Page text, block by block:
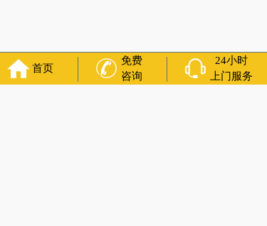
首页
免费
咨询
24小时
上门服务